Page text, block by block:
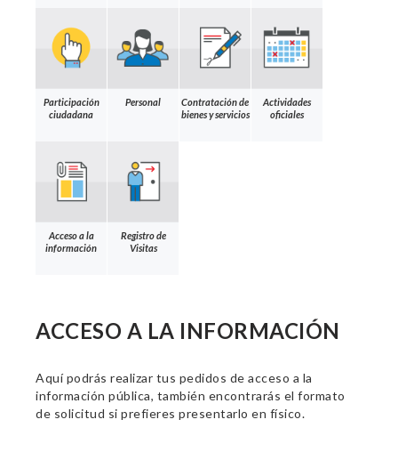
Participación
ciudadana
Personal
Contratación de
bienes y servicios
Actividades
oficiales
Acceso a la
información
Registro de
Visitas
ACCESO A LA INFORMACIÓN
Aquí podrás realizar tus pedidos de acceso a la
información pública, también encontrarás el formato
de solicitud si prefieres presentarlo en físico.